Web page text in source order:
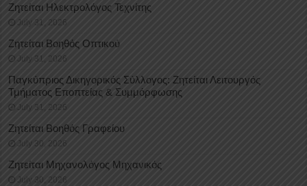
Ζητείται Ηλεκτρολόγος Τεχνίτης
July 31, 2026
Ζητείται Βοηθός Οπτικού
July 31, 2026
Παγκύπριος Δικηγορικός Σύλλογος: Ζητείται Λειτουργός
Τμήματος Εποπτείας & Συμμόρφωσης
July 31, 2026
Ζητείται Βοηθός Γραφείου
July 30, 2026
Ζητείται Μηχανολόγος Μηχανικός
July 30, 2026